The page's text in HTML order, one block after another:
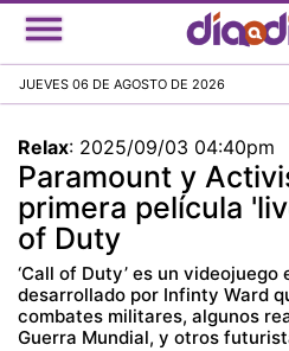
al
JUEVES 06 DE AGOSTO DE 2026
Relax: 2025/09/03 04:40pm
Paramount y
primera película
of Duty
‘Call of Duty’ es un
desarrollado por Infinty Ward
combates militares, algunos
Guerra Mundial, y otros